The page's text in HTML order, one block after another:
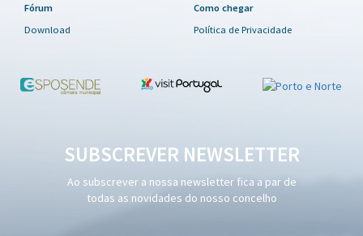
Fórum
Download
Como chegar
Política de Privacidade
SUBSCREVER NEWSLETTER
Ao subscrever a nossa newsletter fica a par de
todas as novidades do nosso concelho